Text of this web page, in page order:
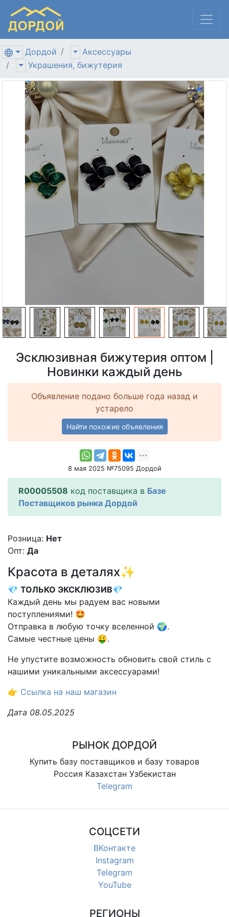
Дордой
Аксессуары
Украшения, бижутерия
Эсклюзивная бижутерия оптом |
Новинки каждый день
Объявление подано больше года назад и
устарело
Найти похожие объявления
8 мая 2025 №75095 Дордой
R00005508 код поставщика в Базе
Поставщиков рынка Дордой
Розница: Нет
Опт: Да
Красота в деталях✨
💎 ТОЛЬКО ЭКСКЛЮЗИВ💎
Каждый день мы радуем вас новыми
поступлениями! 🤩
Отправка в любую точку вселенной 🌍.
Самые честные цены 🤑.
Не упустите возможность обновить свой стиль с
нашими уникальными аксессуарами!
👉 Ссылка на наш магазин
Дата 08.05.2025
РЫНОК ДОРДОЙ
Купить базу поставщиков и базу товаров
Россия Казахстан Узбекистан
Telegram
СОЦСЕТИ
ВКонтакте
Instagram
Telegram
YouTube
РЕГИОНЫ